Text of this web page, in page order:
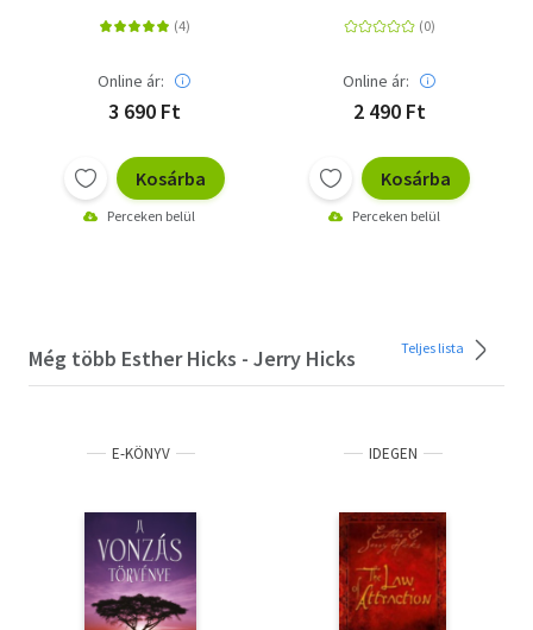
Online ár:
3 690 Ft
Kosárba
Perceken belül
Online ár:
2 490 Ft
Kosárba
Perceken belül
Még több Esther Hicks - Jerry Hicks Teljes lista
E-KÖNYV IDEGEN